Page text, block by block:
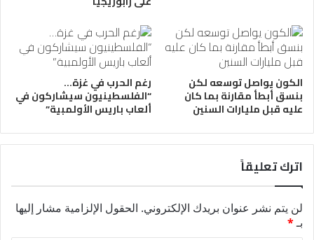
الكون يواصل توسعه لكن
بنسق أبطأ مقارنة بما كان
عليه قبل مليارات السنين
رغم الحرب في غزة…
“الفلسطينيون سيشاركون في
ألعاب باريس الأولمبية”
اترك تعليقاً
لن يتم نشر عنوان بريدك الإلكتروني. الحقول الإلزامية مشار إليها
بـ*